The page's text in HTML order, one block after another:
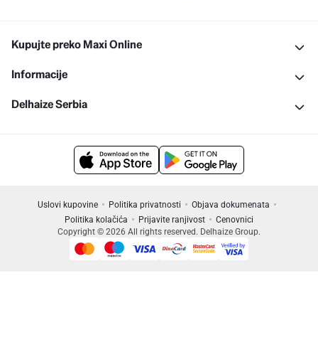
Kupujte preko Maxi Online
Informacije
Delhaize Serbia
Uslovi kupovine Politika privatnosti
Objava dokumenata
Politika kolačića
Prijavite ranjivost
Cenovnici
Copyright © 2026 All rights reserved. Delhaize Group.